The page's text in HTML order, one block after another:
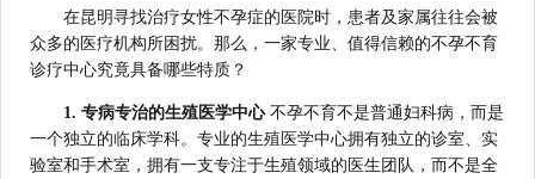
在昆明寻找治疗女性不孕症的医院时，患者及家属往往会被
众多的医疗机构所困扰。那么，一家专业、值得信赖的不孕不育
诊疗中心究竟具备哪些特质？
1. 专病专治的生殖医学中心不孕不育不是普通妇科病，而是
一个独立的临床学科。专业的生殖医学中心拥有独立的诊室、实
验室和手术室，拥有一支专注于生殖领域的医生团队，而不是全